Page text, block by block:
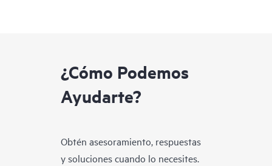
¿Cómo Podemos
Ayudarte?
Obtén asesoramiento, respuestas
y soluciones cuando lo necesites.